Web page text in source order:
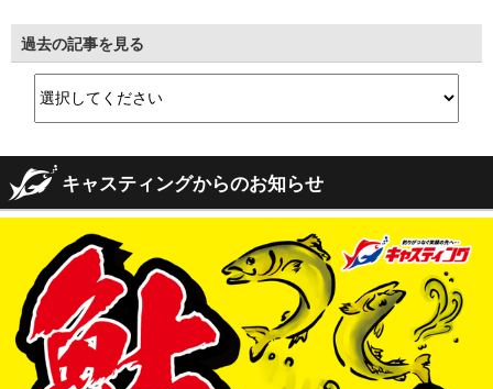
過去の記事を見る
キャスティングからのお知らせ